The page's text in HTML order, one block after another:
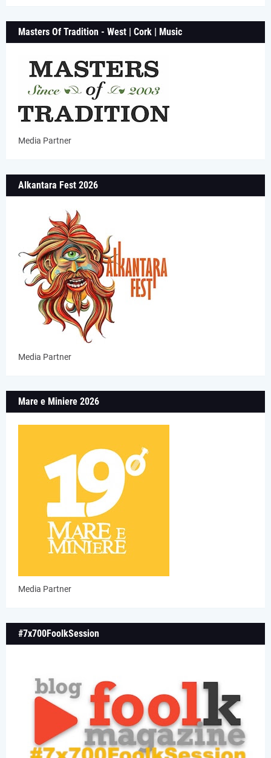
Masters Of Tradition - West | Cork | Music
Media Partner
Alkantara Fest 2026
Media Partner
Mare e Miniere 2026
Media Partner
#7x700FoolkSession